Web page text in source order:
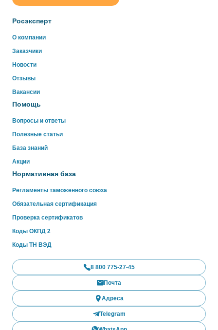
Росэксперт
О компании
Заказчики
Новости
Отзывы
Вакансии
Помощь
Вопросы и ответы
Полезные статьи
База знаний
Акции
Нормативная база
Регламенты таможенного союза
Обязательная сертификация
Проверка сертификатов
Коды ОКПД 2
Коды ТН ВЭД
8 800 775-27-45
Почта
Адреса
Telegram
online
Здравствуйте!
Свяжитесь с нами через WhatsApp нажав на кнопку